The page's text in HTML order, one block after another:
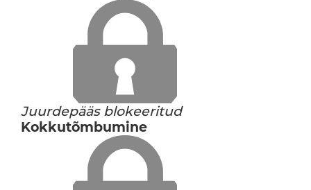
Juurdepääs blokeeritud
Kokkutõmbumine